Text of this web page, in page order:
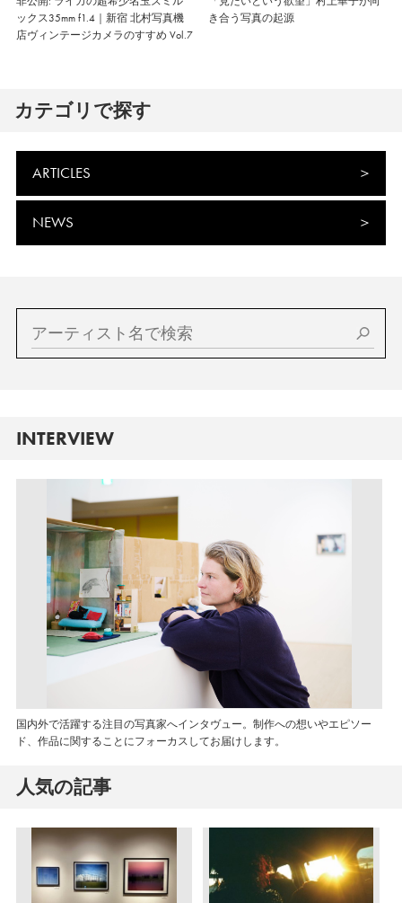
ックス35mm f1.4｜新宿 北村写真機
店ヴィンテージカメラのすすめ Vol.7
き合う写真の起源
カテゴリで探す
ARTICLES
NEWS
INTERVIEW
国内外で活躍する注目の写真家へインタヴュー。制作への想いやエピソー
ド、作品に関することにフォーカスしてお届けします。
人気の記事